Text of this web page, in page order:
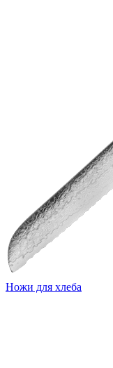
Ножи для хлеба